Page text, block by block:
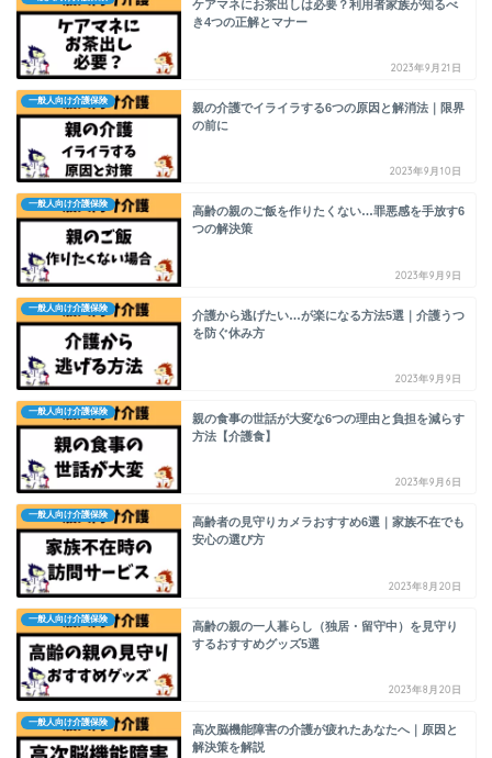
ケアマネにお茶出しは必要？利用者家族が知るべ
き4つの正解とマナー
2023年9月21日
一般人向け介護保険
親の介護でイライラする6つの原因と解消法｜限界
の前に
2023年9月10日
一般人向け介護保険
高齢の親のご飯を作りたくない…罪悪感を手放す6
つの解決策
2023年9月9日
一般人向け介護保険
介護から逃げたい…が楽になる方法5選｜介護うつ
を防ぐ休み方
2023年9月9日
一般人向け介護保険
親の食事の世話が大変な6つの理由と負担を減らす
方法【介護食】
2023年9月6日
一般人向け介護保険
高齢者の見守りカメラおすすめ6選｜家族不在でも
安心の選び方
2023年8月20日
一般人向け介護保険
高齢の親の一人暮らし（独居・留守中）を見守り
するおすすめグッズ5選
2023年8月20日
一般人向け介護保険
高次脳機能障害の介護が疲れたあなたへ｜原因と
解決策を解説